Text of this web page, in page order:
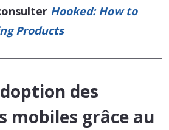
Hooked: How to
Products
des
mobiles grâce au